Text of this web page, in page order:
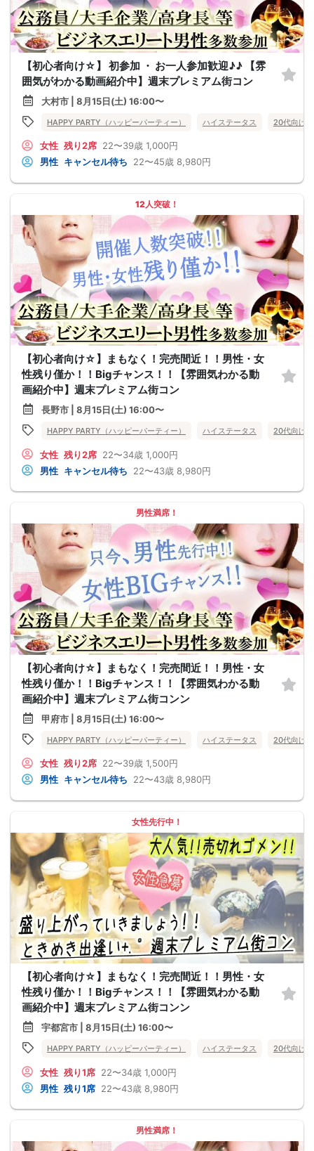
【初心者向け☆】 初参加 ・ お一人参加歓迎♪♪ 【雰
囲気がわかる動画紹介中】週末プレミアム街コン
大村市 | 8月15日(土) 16:00〜
HAPPY PARTY（ハッピーパーティー） ハイステータス 20代向け
女性 残り2席 22〜39歳 1,000円
男性 キャンセル待ち 22〜45歳 8,980円
12人突破！
【初心者向け☆】まもなく！完売間近！！男性・女
性残り僅か！！Bigチャンス！！【雰囲気わかる動
画紹介中】週末プレミアム街コン
長野市 | 8月15日(土) 16:00〜
HAPPY PARTY（ハッピーパーティー） ハイステータス 20代向け
女性 残り2席 22〜34歳 1,000円
男性 キャンセル待ち 22〜43歳 8,980円
男性満席！
【初心者向け☆】まもなく！完売間近！！男性・女
性残り僅か！！Bigチャンス！！【雰囲気わかる動
画紹介中】週末プレミアム街コンン
甲府市 | 8月15日(土) 16:00〜
HAPPY PARTY（ハッピーパーティー） ハイステータス 20代向け
女性 残り2席 22〜39歳 1,500円
男性 キャンセル待ち 22〜43歳 8,980円
女性先行中！
【初心者向け☆】まもなく！完売間近！！男性・女
性残り僅か！！Bigチャンス！！【雰囲気わかる動
画紹介中】週末プレミアム街コンン
宇都宮市 | 8月15日(土) 16:00〜
HAPPY PARTY（ハッピーパーティー） ハイステータス 20代向け
女性 残り1席 22〜34歳 1,000円
男性 残り1席 22〜43歳 8,980円
男性満席！